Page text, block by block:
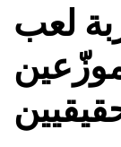
لعب